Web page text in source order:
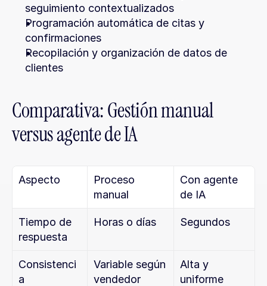
seguimiento contextualizados
Programación automática de citas y
confirmaciones
Recopilación y organización de datos de
clientes
Comparativa: Gestión manual
versus agente de IA
Aspecto
Proceso
manual
Con agente
de IA
Tiempo de
respuesta
Horas o días Segundos
Consistenci
a
Variable según
vendedor
Alta y
uniforme